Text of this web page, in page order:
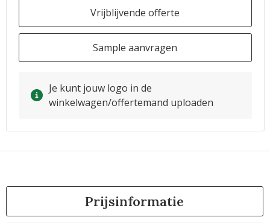
Vrijblijvende offerte
Sample aanvragen
Je kunt jouw logo in de
winkelwagen/offertemand uploaden
Prijsinformatie